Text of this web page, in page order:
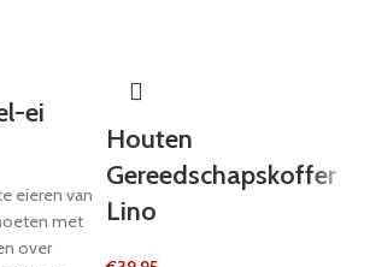
ei
eieren van
met
over
Houten
Gereedschapskoffer
Lino